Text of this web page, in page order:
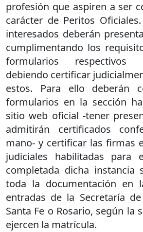
profesión que aspiren a ser
carácter de Peritos
interesados deberán
cumplimentando los
formularios respectivos
debiendo certificar
estos. Para ello deberán
formularios en la sección
sitio web oficial -tener
admitirán certificados
mano- y certificar las firmas
judiciales habilitadas para
completada dicha instancia
toda la documentación en
entradas de la Secretaría
Santa Fe o Rosario, según la
ejercen la matrícula.